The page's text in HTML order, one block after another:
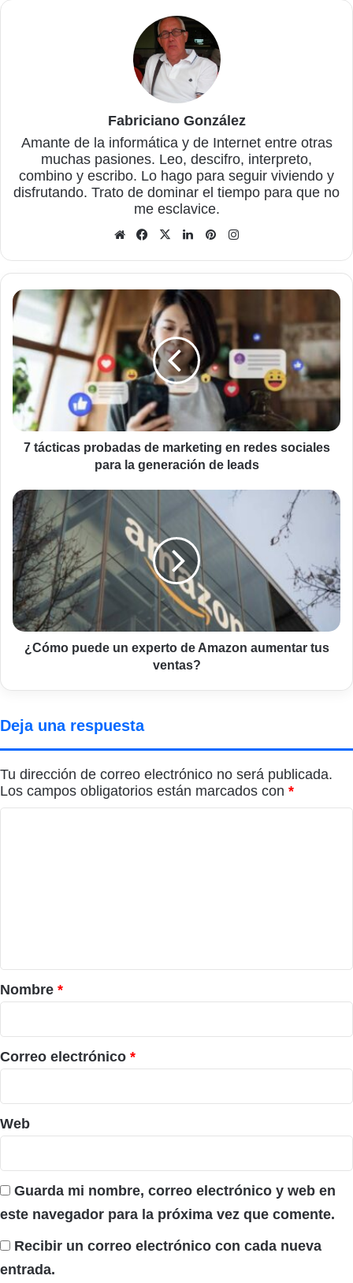
Fabriciano González
Amante de la informática y de Internet entre otras
muchas pasiones. Leo, descifro, interpreto,
combino y escribo. Lo hago para seguir viviendo y
disfrutando. Trato de dominar el tiempo para que no
me esclavice.
Sitio
Facebook
X LinkedInPinterest
7
tácticas
probadas
de
marketing
en
redes
sociales
para
leads
7 tácticas probadas de marketing en redes sociales
para la generación de leads
¿Cómo
puede
un
experto
de
Amazon
aumentar
tus
ventas?
¿Cómo puede un experto de Amazon aumentar tus
ventas?
Deja una respuesta
Tu dirección de correo electrónico no será publicada.
Los campos obligatorios están marcados con *
r
i
o
*
Nombre *
Correo electrónico *
Web
Guarda mi nombre, correo electrónico y web en
este navegador para la próxima vez que comente.
Recibir un correo electrónico con cada nueva
entrada.